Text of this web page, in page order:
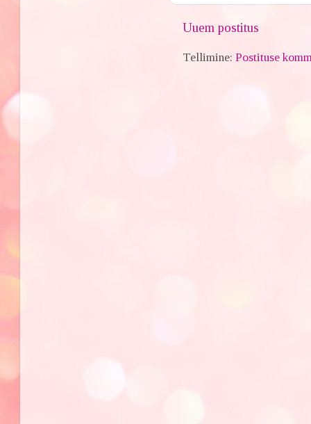
Uuem postitus
Tellimine:Postituse